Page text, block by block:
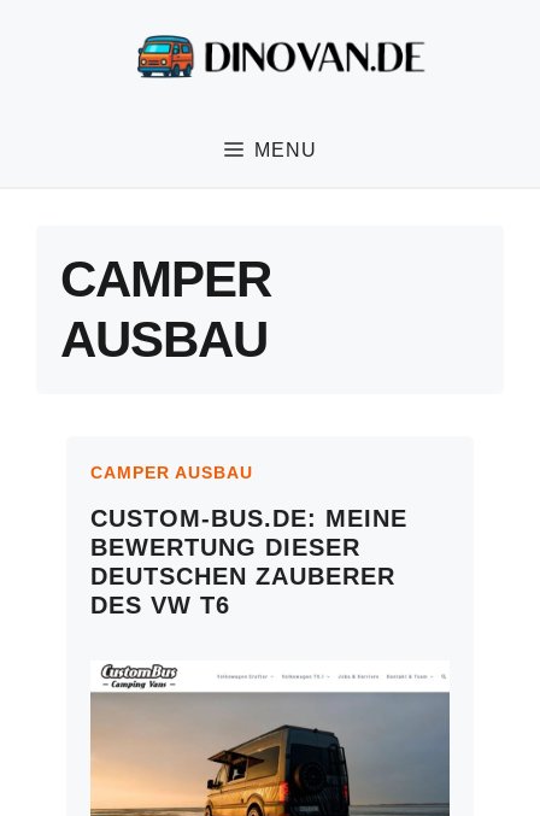
MENU
CAMPER
AUSBAU
CAMPER AUSBAU
CUSTOM-BUS.DE: MEINE
BEWERTUNG DIESER
DEUTSCHEN ZAUBERER
DES VW T6